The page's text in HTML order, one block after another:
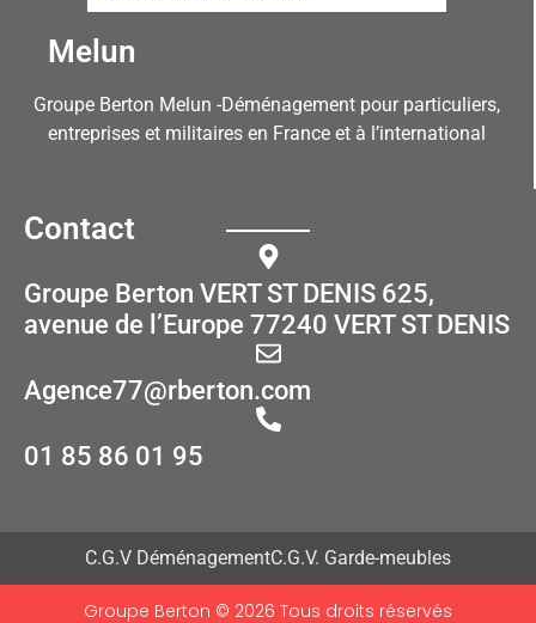
Melun
Groupe Berton Melun -Déménagement pour particuliers,
entreprises et militaires en France et à l’international
Contact
Groupe Berton VERT ST DENIS 625,
avenue de l’Europe 77240 VERT ST DENIS
Agence77@rberton.com
01 85 86 01 95
C.G.V DéménagementC.G.V. Garde-meubles
Groupe Berton © 2026 Tous droits réservés